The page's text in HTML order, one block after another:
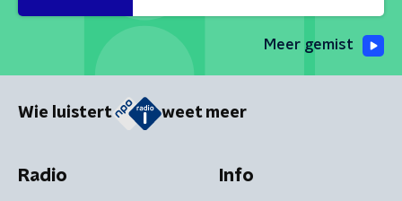
Meer gemist
Wie luistert weet meer
Radio Info